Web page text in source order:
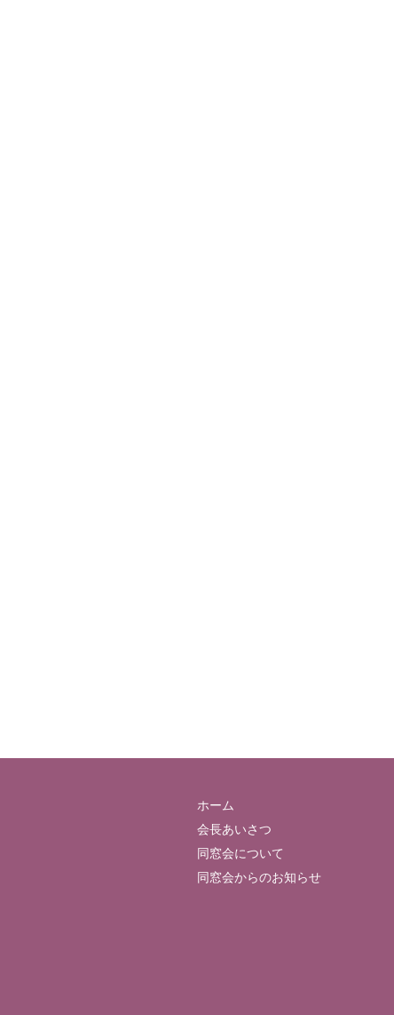
ホーム
会長あいさつ
同窓会について
同窓会からのお知らせ